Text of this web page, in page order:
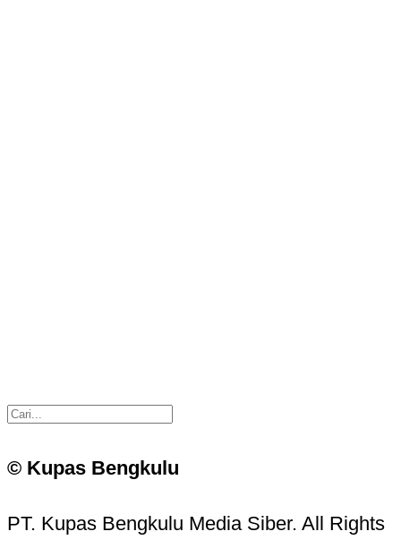
© Kupas Bengkulu
PT. Kupas Bengkulu Media Siber. All Rights